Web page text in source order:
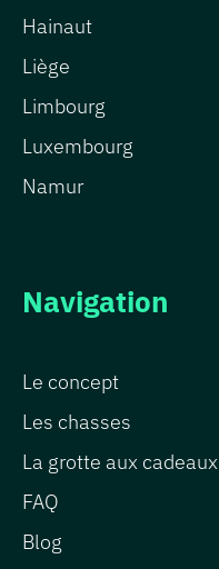
FAQ
Abonnement
Premium
Sur-
mesure
Partenaires
Connexion
Navigation
Le concept
Les chasses
La grotte aux cadeaux
FAQ
Blog
Hainaut
Liège
Limbourg
Luxembourg
Namur